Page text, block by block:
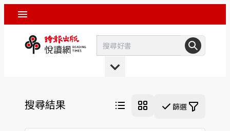
搜尋結果 篩選